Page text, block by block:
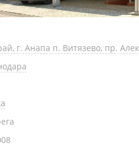
г. Анапа п. Витязево, пр.